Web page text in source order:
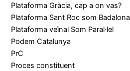
Plataforma Gràcia, cap a on vas?
Plataforma Sant Roc som Badalona
Plataforma veïnal Som Paral·lel
Podem Catalunya
PrC
Proces constituent